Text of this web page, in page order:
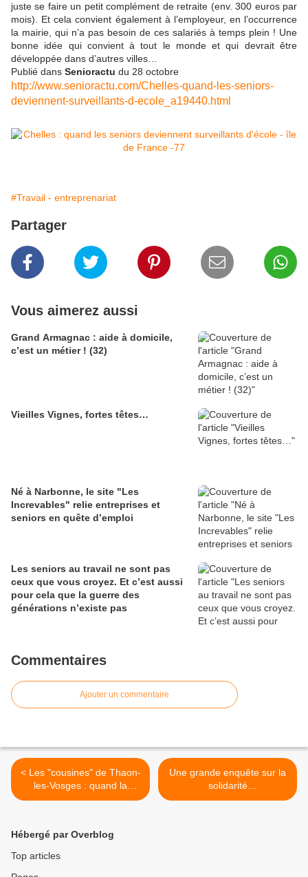
juste se faire un petit complément de retraite (env. 300 euros par
mois). Et cela convient également à l’employeur, en l’occurrence
la mairie, qui n’a pas besoin de ces salariés à temps plein ! Une
bonne idée qui convient à tout le monde et qui devrait être
développée dans d’autres villes…
Publié dans Senioractu du 28 octobre
http://www.senioractu.com/Chelles-quand-les-seniors-
deviennent-surveillants-d-ecole_a19440.html
#Travail - entreprenariat
Partager
Vous aimerez aussi
Grand Armagnac : aide à domicile,
c’est un métier ! (32)
Vieilles Vignes, fortes têtes…
Né à Narbonne, le site "Les
Increvables" relie entreprises et
seniors en quête d’emploi
Les seniors au travail ne sont pas
ceux que vous croyez. Et c’est aussi
pour cela que la guerre des
générations n’existe pas
Commentaires
Ajouter un commentaire
< Les "cousines" de Thaon-
les-Vosges : quand la
création artistique tisse du
Une grande enquête sur la
solidarité
intergénérationnelle par
Hébergé par Overblog
Top articles